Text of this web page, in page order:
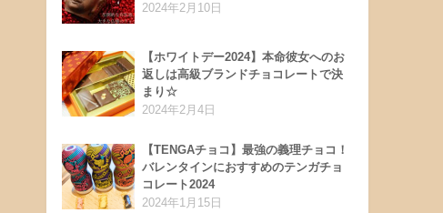
2024年2月10日
【ホワイトデー2024】本命彼女へのお
返しは高級ブランドチョコレートで決
まり☆
2024年2月4日
【TENGAチョコ】最強の義理チョコ！
バレンタインにおすすめのテンガチョ
コレート2024
2024年1月15日